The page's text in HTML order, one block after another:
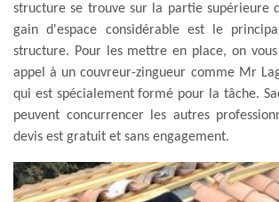
structure se trouve sur la partie supérieure
gain d'espace considérable est le
structure. Pour les mettre en place, on
appel à un couvreur-zingueur comme Mr
qui est spécialement formé pour la tâche.
peuvent concurrencer les autres
devis est gratuit et sans engagement.